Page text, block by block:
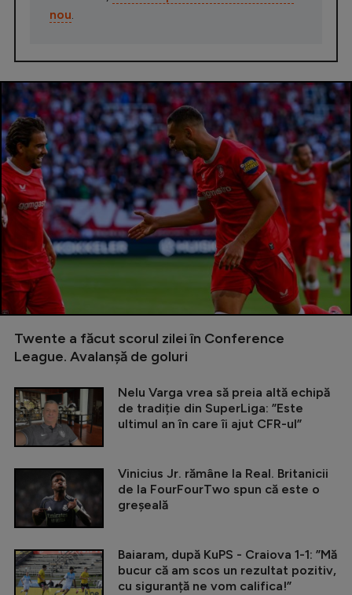
nou
Twente a făcut scorul zilei în Conference
League. Avalanșă de goluri
Nelu Varga vrea să preia altă echipă
de tradiție din SuperLiga: ”Este
ultimul an în care îi ajut CFR-ul”
Vinicius Jr. rămâne la Real. Britanicii
de la FourFourTwo spun că este o
greșeală
Baiaram, după KuPS - Craiova 1-1: ”Mă
bucur că am scos un rezultat pozitiv,
cu siguranță ne vom califica!”